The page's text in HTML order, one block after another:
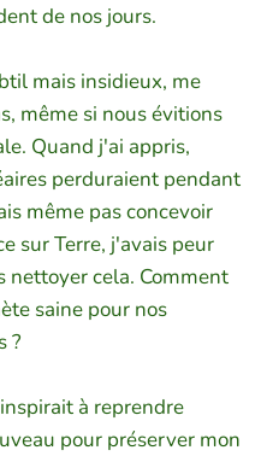
de nos jours.
mais insidieux, me
même si nous évitions
Quand j'ai appris,
perduraient pendant
même pas concevoir
sur Terre, j'avais peur
nettoyer cela. Comment
saine pour nos
?
à reprendre
pour préserver mon